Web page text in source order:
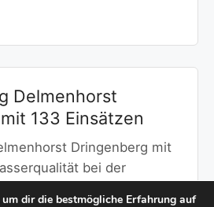
Delmenhorst
133 Einsätzen
Dringenberg mit
bei der
dir die bestmögliche Erfahrung auf